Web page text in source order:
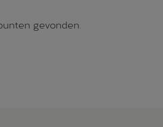
gevonden.